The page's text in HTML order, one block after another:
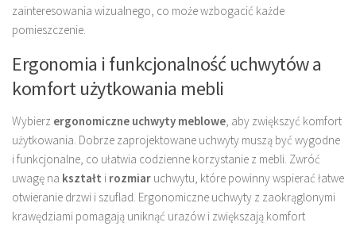
zainteresowania wizualnego, co może wzbogacić każde
pomieszczenie.
Ergonomia i funkcjonalność uchwytów a
komfort użytkowania mebli
Wybierz ergonomiczne uchwyty meblowe , aby zwiększyć komfort
użytkowania. Dobrze zaprojektowane uchwyty muszą być wygodne
i funkcjonalne, co ułatwia codzienne korzystanie z mebli. Zwróć
uwagę na kształt i rozmiar uchwytu, które powinny wspierać łatwe
otwieranie drzwi i szuflad. Ergonomiczne uchwyty z zaokrąglonymi
krawędziami pomagają uniknąć urazów i zwiększają komfort